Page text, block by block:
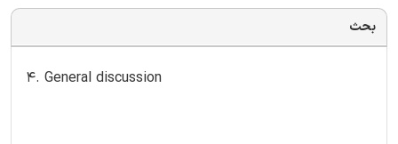
بحث
4. General discussion